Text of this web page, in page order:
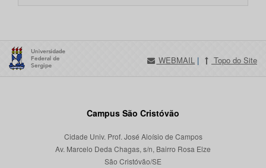
WEBMAIL | Topo do Site
Campus São Cristóvão
Cidade Univ. Prof. José Aloísio de Campos
Av. Marcelo Deda Chagas, s/n, Bairro Rosa Elze
São Cristóvão/SE